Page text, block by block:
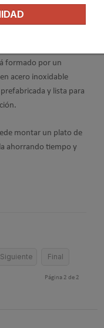
formado por un
acero inoxidable
y lista para
montar un plato de
ahorrando tiempo y
Siguiente Final
Página 2 de 2